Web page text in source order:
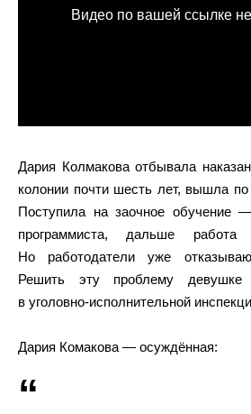
Дария Колмакова отбывала
колонии почти шесть лет, вышла по
Поступила на заочное обучение
программиста, дальше работа
Но работодатели уже
Решить эту проблему девушке
в уголовно-исполнительной
Дария Комакова — осуждённая: